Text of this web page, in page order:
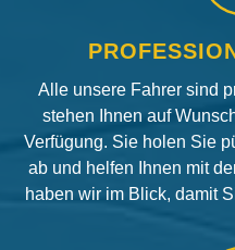
Alle unsere Fahrer sind
stehen Ihnen auf
Verfügung. Sie holen Sie
ab und helfen Ihnen mit
haben wir im Blick, damit